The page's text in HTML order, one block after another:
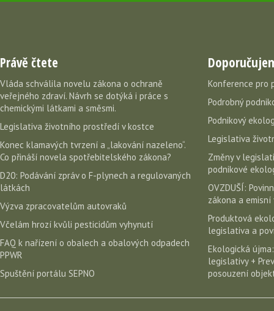
Právě čtete
Vláda schválila novelu zákona o ochraně
veřejného zdraví. Návrh se dotýká i práce s
chemickými látkami a směsmi.
Legislativa životního prostředí v kostce
Konec klamavých tvrzení a „lakování nazeleno“.
Co přináší novela spotřebitelského zákona?
D20: Podávání zpráv o F-plynech a regulovaných
látkách
Výzva zpracovatelům autovraků
Včelám hrozí kvůli pesticidům vyhynutí
FAQ k nařízení o obalech a obalových odpadech
PPWR
Spuštění portálu SEPNO
Konference pro
Podrobný
Podnikový
Legislativa
Změny v
podnikové
OVZDUŠÍ:
zákona a emisní
Produktová
legislativa a
Ekologická
legislativy +
posouzení